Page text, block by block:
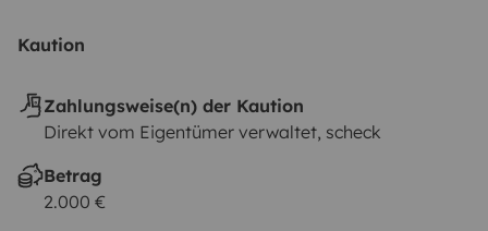
Kaution
Zahlungsweise(n) der Kaution
Direkt vom Eigentümer verwaltet, scheck
Betrag
2.000 €